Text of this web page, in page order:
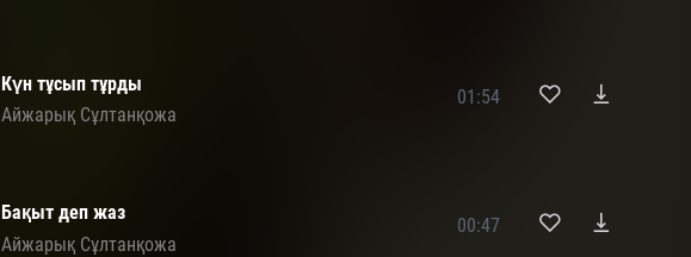
Күн тұсып тұрды
Айжарық Сұлтанқожа
01:54
Бақыт деп жаз
Айжарық Сұлтанқожа
00:47